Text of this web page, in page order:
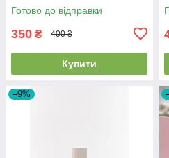
Готово до відправки
350 ₴ 400 ₴
Купити
–9%